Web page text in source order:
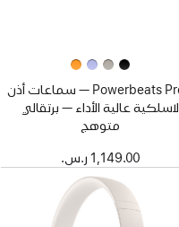
2 Powerbeats Pro — سماعات أذن
لاسلكية عالية الأداء — برتقالي
متوهج
1,149.00 ر.س.‏